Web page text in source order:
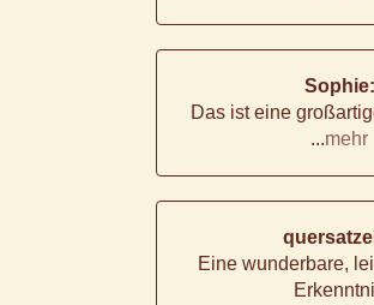
Sophie:
Das ist eine
...mehr
Eine wunderbare,